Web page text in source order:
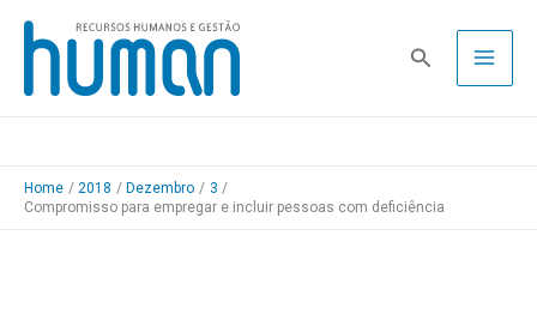
Skip
content
Pesquisa
Home 2018 Dezembro
3
Compromisso para empregar e incluir pessoas com deficiência